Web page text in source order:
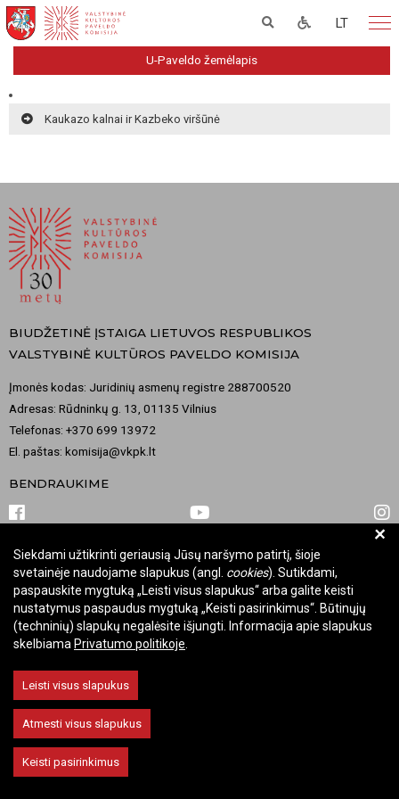
LT
U-Paveldo žemėlapis
Kaukazo kalnai ir Kazbeko viršūnė
BIUDŽETINĖ ĮSTAIGA LIETUVOS RESPUBLIKOS
VALSTYBINĖ KULTŪROS PAVELDO KOMISIJA
Įmonės kodas: Juridinių asmenų registre 288700520
Adresas: Rūdninkų g. 13, 01135 Vilnius
Telefonas: +370 699 13972
El. paštas: komisija@vkpk.lt
BENDRAUKIME
© 2026 Valstybinė kultūros paveldo komisija. Visos teisės saugomos.
Keisti slapukų nustatymus
+
Siekdami užtikrinti geriausią Jūsų naršymo patirtį, šioje
svetainėje naudojame slapukus (angl. cookies). Sutikdami,
paspauskite mygtuką „Leisti visus slapukus“ arba galite keisti
nustatymus paspaudus mygtuką „Keisti pasirinkimus“. Būtinųjų
(techninių) slapukų negalėsite išjungti. Informacija apie slapukus
skelbiama Privatumo politikoje
Leisti visus slapukus
Atmesti visus slapukus
Keisti pasirinkimus